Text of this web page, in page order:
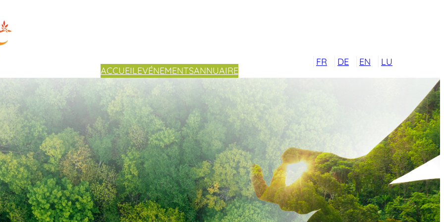
ACCUEILEVÉNEMENTSANNUAIRE
FR DE EN LU